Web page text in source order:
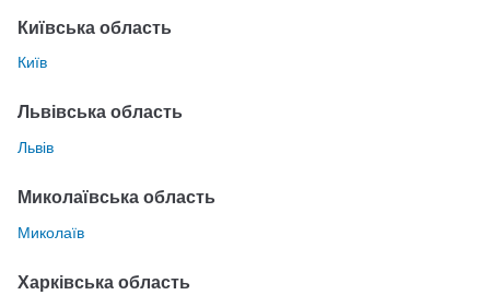
Київська область
Київ
Львівська область
Львів
Миколаївська область
Миколаїв
Харківська область